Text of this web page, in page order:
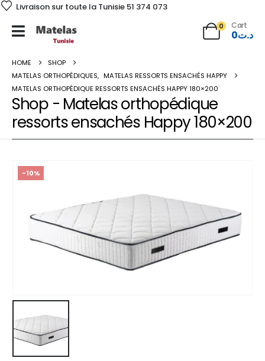
Livraison sur toute la Tunisie 51 374 073
0 Cart
د.ت0
HOME
SHOP
MATELAS ORTHOPÉDIQUES, MATELAS RESSORTS ENSACHÉS HAPPY
MATELAS ORTHOPÉDIQUE RESSORTS ENSACHÉS HAPPY 180×200
Shop - Matelas orthopédique
ressorts ensachés Happy 180×200
-10%